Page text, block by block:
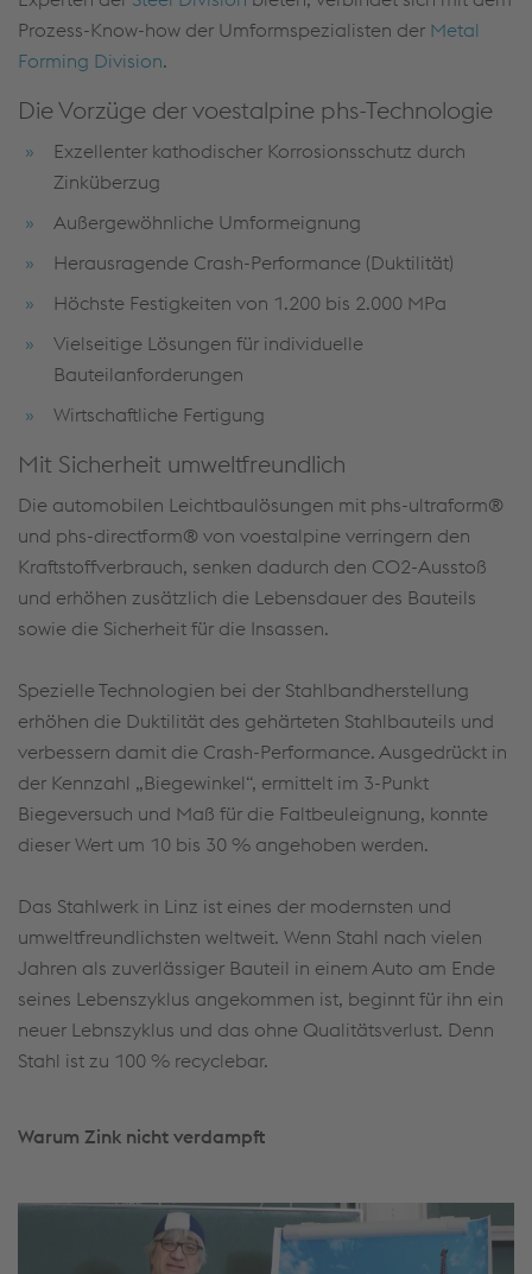
Prozess-Know-how der Umformspezialisten der Metal
Forming Division.
Die Vorzüge der voestalpine phs-Technologie
Exzellenter kathodischer Korrosionsschutz durch
Zinküberzug
Außergewöhnliche Umformeignung
Herausragende Crash-Performance (Duktilität)
Höchste Festigkeiten von 1.200 bis 2.000 MPa
Vielseitige Lösungen für individuelle
Bauteilanforderungen
Wirtschaftliche Fertigung
Mit Sicherheit umweltfreundlich
Die automobilen Leichtbaulösungen mit phs-ultraform®
und phs-directform® von voestalpine verringern den
Kraftstoffverbrauch, senken dadurch den CO2-Ausstoß
und erhöhen zusätzlich die Lebensdauer des Bauteils
sowie die Sicherheit für die Insassen.
Spezielle Technologien bei der Stahlbandherstellung
erhöhen die Duktilität des gehärteten Stahlbauteils und
verbessern damit die Crash-Performance. Ausgedrückt in
der Kennzahl „Biegewinkel“, ermittelt im 3-Punkt
Biegeversuch und Maß für die Faltbeuleignung, konnte
dieser Wert um 10 bis 30 % angehoben werden.
Das Stahlwerk in Linz ist eines der modernsten und
umweltfreundlichsten weltweit. Wenn Stahl nach vielen
Jahren als zuverlässiger Bauteil in einem Auto am Ende
seines Lebenszyklus angekommen ist, beginnt für ihn ein
neuer Lebnszyklus und das ohne Qualitätsverlust. Denn
Stahl ist zu 100 % recyclebar.
Warum Zink nicht verdampft